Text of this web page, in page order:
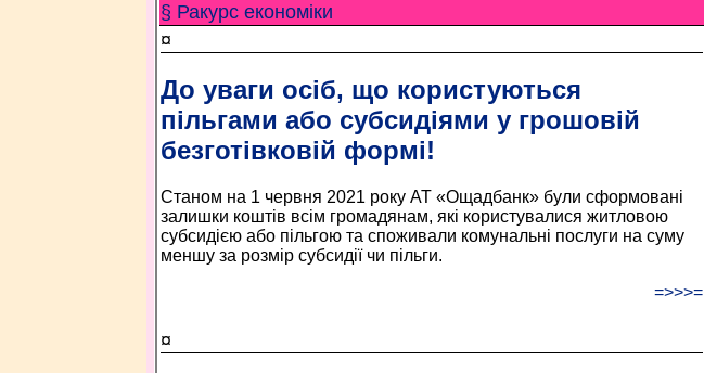
§ Ракурс економiки
¤
До уваги осіб, що користуються
пільгами або субсидіями у грошовій
безготівковій формі!
Станом на 1 червня 2021 року АТ «Ощадбанк» були сформовані
залишки коштів всім громадянам, які користувалися житловою
субсидією або пільгою та споживали комунальні послуги на суму
меншу за розмір субсидії чи пільги.
=>>>=
¤